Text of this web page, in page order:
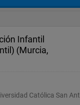
Infantil
(Murcia,
Católica San